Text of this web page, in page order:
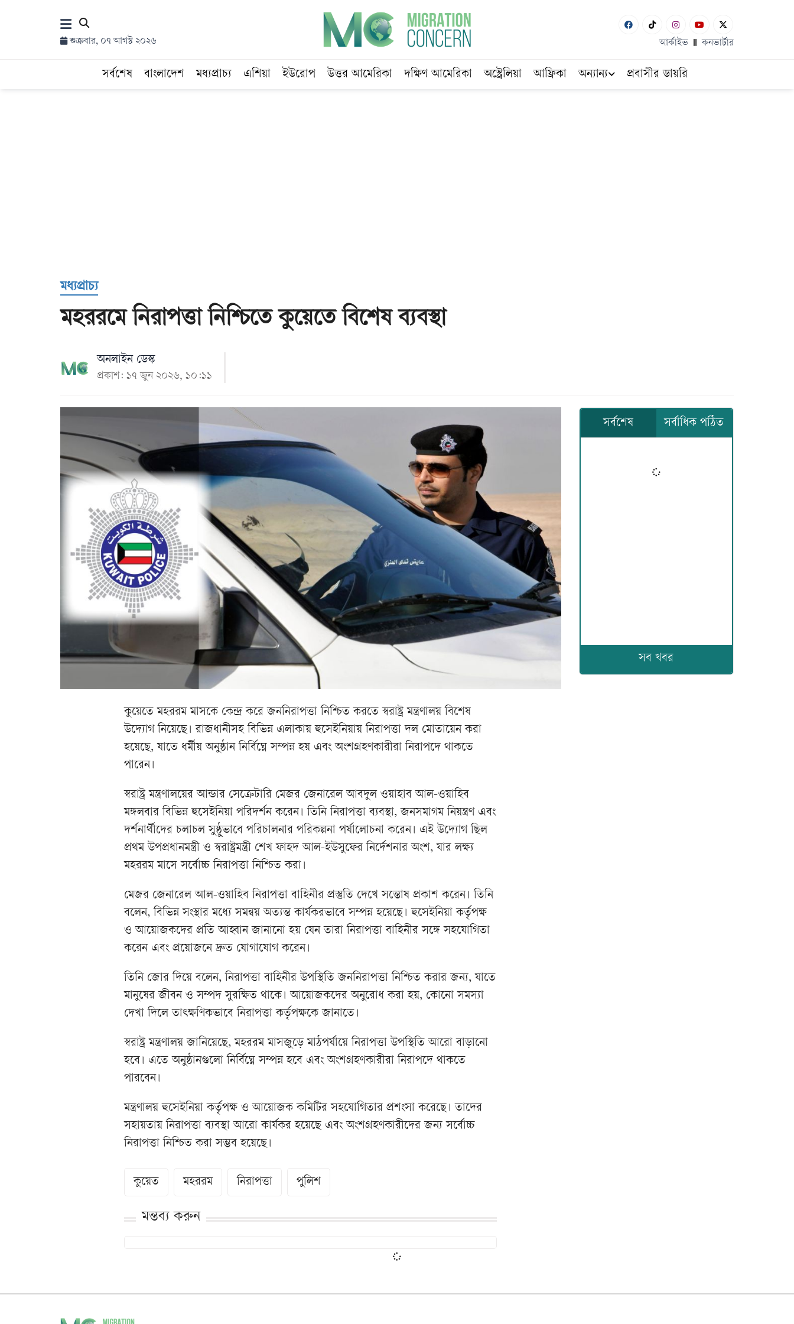
শুক্রবার, ০৭ আগস্ট ২০২৬ আর্কাইভ কনভার্টার
সর্বশেষ বাংলাদেশ মধ্যপ্রাচ্য এশিয়া ইউরোপ উত্তর আমেরিকা দক্ষিণ আমেরিকা অস্ট্রেলিয়া আফ্রিকা অন্যান্য প্রবাসীর ডায়রি
মধ্যপ্রাচ্য
মহররমে নিরাপত্তা নিশ্চিতে কুয়েতে বিশেষ ব্যবস্থা
অনলাইন ডেস্ক
প্রকাশ: ১৭ জুন ২০২৬, ১০:১১
কুয়েতে মহররম মাসকে কেন্দ্র করে জননিরাপত্তা নিশ্চিত করতে স্বরাষ্ট্র মন্ত্রণালয় বিশেষ
উদ্যোগ নিয়েছে। রাজধানীসহ বিভিন্ন এলাকায় হুসেইনিয়ায় নিরাপত্তা দল মোতায়েন করা
হয়েছে, যাতে ধর্মীয় অনুষ্ঠান নির্বিঘ্নে সম্পন্ন হয় এবং অংশগ্রহণকারীরা নিরাপদে থাকতে
পারেন।
স্বরাষ্ট্র মন্ত্রণালয়ের আন্ডার সেক্রেটারি মেজর জেনারেল আবদুল ওয়াহাব আল-ওয়াহিব
মঙ্গলবার বিভিন্ন হুসেইনিয়া পরিদর্শন করেন। তিনি নিরাপত্তা ব্যবস্থা, জনসমাগম নিয়ন্ত্রণ এবং
দর্শনার্থীদের চলাচল সুষ্ঠুভাবে পরিচালনার পরিকল্পনা পর্যালোচনা করেন। এই উদ্যোগ ছিল
প্রথম উপপ্রধানমন্ত্রী ও স্বরাষ্ট্রমন্ত্রী শেখ ফাহদ আল-ইউসুফের নির্দেশনার অংশ, যার লক্ষ্য
মহররম মাসে সর্বোচ্চ নিরাপত্তা নিশ্চিত করা।
মেজর জেনারেল আল-ওয়াহিব নিরাপত্তা বাহিনীর প্রস্তুতি দেখে সন্তোষ প্রকাশ করেন। তিনি
বলেন, বিভিন্ন সংস্থার মধ্যে সমন্বয় অত্যন্ত কার্যকরভাবে সম্পন্ন হয়েছে। হুসেইনিয়া কর্তৃপক্ষ
ও আয়োজকদের প্রতি আহ্বান জানানো হয় যেন তারা নিরাপত্তা বাহিনীর সঙ্গে সহযোগিতা
করেন এবং প্রয়োজনে দ্রুত যোগাযোগ করেন।
তিনি জোর দিয়ে বলেন, নিরাপত্তা বাহিনীর উপস্থিতি জননিরাপত্তা নিশ্চিত করার জন্য, যাতে
মানুষের জীবন ও সম্পদ সুরক্ষিত থাকে। আয়োজকদের অনুরোধ করা হয়, কোনো সমস্যা
দেখা দিলে তাৎক্ষণিকভাবে নিরাপত্তা কর্তৃপক্ষকে জানাতে।
স্বরাষ্ট্র মন্ত্রণালয় জানিয়েছে, মহররম মাসজুড়ে মাঠপর্যায়ে নিরাপত্তা উপস্থিতি আরো বাড়ানো
হবে। এতে অনুষ্ঠানগুলো নির্বিঘ্নে সম্পন্ন হবে এবং অংশগ্রহণকারীরা নিরাপদে থাকতে
পারবেন।
মন্ত্রণালয় হুসেইনিয়া কর্তৃপক্ষ ও আয়োজক কমিটির সহযোগিতার প্রশংসা করেছে। তাদের
সহায়তায় নিরাপত্তা ব্যবস্থা আরো কার্যকর হয়েছে এবং অংশগ্রহণকারীদের জন্য সর্বোচ্চ
নিরাপত্তা নিশ্চিত করা সম্ভব হয়েছে।
কুয়েত মহররম নিরাপত্তা পুলিশ
মন্তব্য করুন
সর্বশেষ সর্বাধিক পঠিত
সব খবর